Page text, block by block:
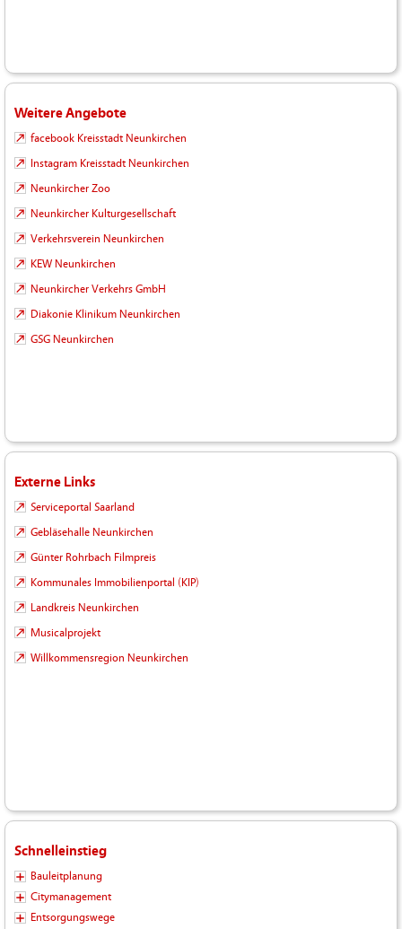
Weitere Angebote
facebook Kreisstadt Neunkirchen
Instagram Kreisstadt Neunkirchen
Neunkircher Zoo
Neunkircher Kulturgesellschaft
Verkehrsverein Neunkirchen
KEW Neunkirchen
Neunkircher Verkehrs GmbH
Diakonie Klinikum Neunkirchen
GSG Neunkirchen
Externe Links
Serviceportal Saarland
Gebläsehalle Neunkirchen
Günter Rohrbach Filmpreis
Kommunales Immobilienportal (KIP)
Landkreis Neunkirchen
Musicalprojekt
Willkommensregion Neunkirchen
Schnelleinstieg
Bauleitplanung
Citymanagement
Entsorgungswege